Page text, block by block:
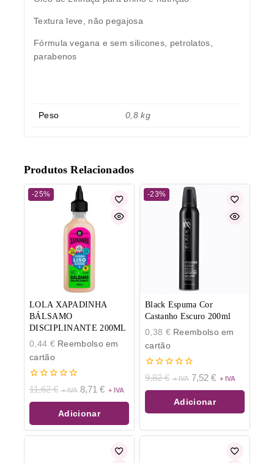
Textura leve, não pegajosa
Fórmula vegana e sem silicones, petrolatos,
parabenos
Peso 0,8 kg
Produtos Relacionados
-25%
LOLA XAPADINHA
BÁLSAMO
DISCIPLINANTE 200ML
0,44 €Reembolso em
cartão
0
de
5
11,62€ 8,71 €
Adicionar
-23%
Black Espuma Cor
Castanho Escuro 200ml
0,38 €Reembolso em
cartão
0
de
5
9,82€ 7,52 €
Adicionar